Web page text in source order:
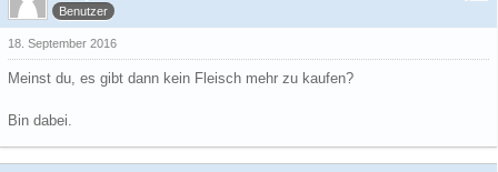
Benutzer
18. September 2016
Meinst du, es gibt dann kein Fleisch mehr zu kaufen?
Bin dabei.